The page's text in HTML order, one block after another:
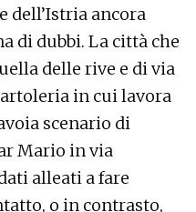
dell’Istria ancora
di dubbi. La città che
delle rive e di via
in cui lavora
scenario di
Mario in via
alleati a fare
o in contrasto,